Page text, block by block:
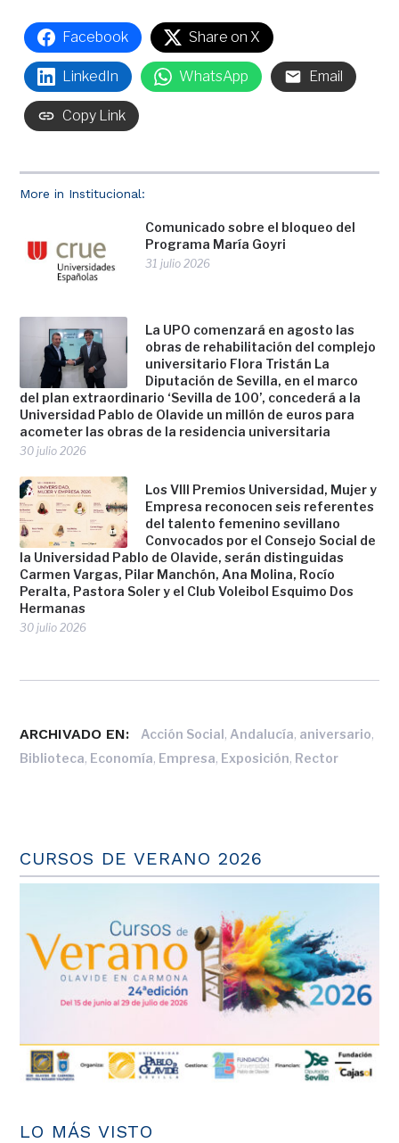
More in Institucional:
Comunicado sobre el bloqueo del
Programa María Goyri
31 julio 2026
La UPO comenzará en agosto las
obras de rehabilitación del complejo
universitario Flora Tristán La
Diputación de Sevilla, en el marco
del plan extraordinario ‘Sevilla de 100’, concederá a la
Universidad Pablo de Olavide un millón de euros para
acometer las obras de la residencia universitaria
30 julio 2026
Los VIII Premios Universidad, Mujer y
Empresa reconocen seis referentes
del talento femenino sevillano
Convocados por el Consejo Social de
la Universidad Pablo de Olavide, serán distinguidas
Carmen Vargas, Pilar Manchón, Ana Molina, Rocío
Peralta, Pastora Soler y el Club Voleibol Esquimo Dos
Hermanas
30 julio 2026
Facebook Share on X
LinkedIn WhatsApp Email
Copy Link
ARCHIVADO EN: Acción Social,Andalucía, aniversario,
Biblioteca, Economía, Empresa, Exposición, Rector
CURSOS DE VERANO 2026
LO MÁS VISTO